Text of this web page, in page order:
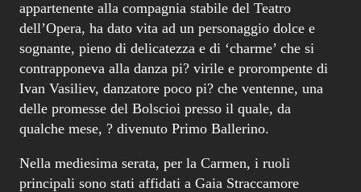
qualche mese, ? divenuto Primo Ballerino.
Nella mediesima serata, per la Carmen, i ruoli
principali sono stati affidati a Gaia Straccamore
(Carmen) e Mario Marozzi (Don Jos?) . E’ una
scelta molto significativa perch? ci fa comprendere
l’importanza che la Compagnia di Balletto ha avuto
i due danzatori sono tra i pi? insigni rappresentanti.
La Straccamore avuto il compito di ballare quella